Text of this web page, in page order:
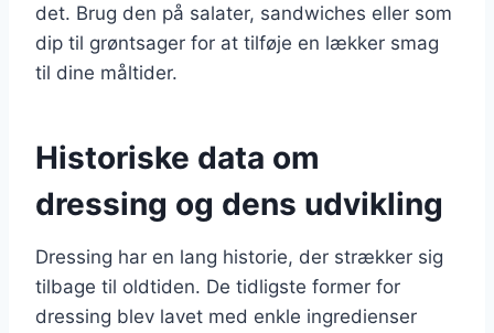
det. Brug den på salater, sandwiches eller som
dip til grøntsager for at tilføje en lækker smag
til dine måltider.
Historiske data om
dressing og dens udvikling
Dressing har en lang historie, der strækker sig
tilbage til oldtiden. De tidligste former for
dressing blev lavet med enkle ingredienser